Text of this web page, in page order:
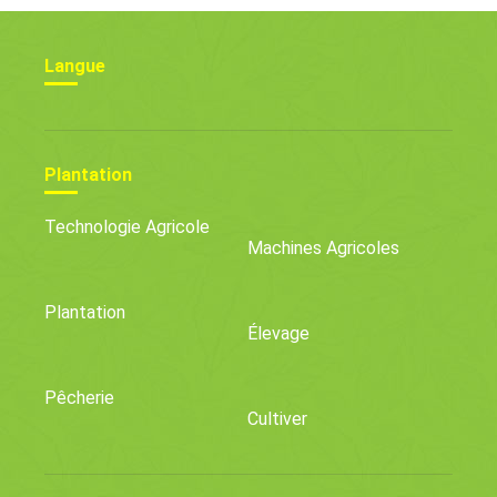
Langue
Plantation
Technologie Agricole
Machines Agricoles
Plantation
Élevage
Pêcherie
Cultiver